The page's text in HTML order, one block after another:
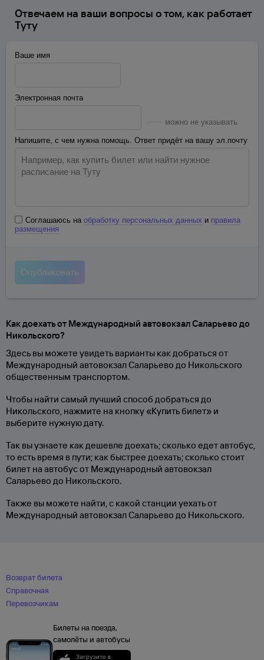
Отвечаем на ваши вопросы о том, как работает
Туту
Ваше имя
Электронная почта
можно не указывать
Напишите, с чем нужна помощь. Ответ придёт на вашу эл.почту
Соглашаюсь на обработку персональных данных и правила
размещения
Как доехать от Международный автовокзал Саларьево до
Никольского?
Здесь вы можете увидеть варианты как добраться от
Международный автовокзал Саларьево до Никольского
общественным транспортом.
Чтобы найти самый лучший способ добраться до
Никольского, нажмите на кнопку «Купить билет» и
выберите нужную дату.
Так вы узнаете как дешевле доехать; сколько едет автобус,
то есть время в пути; как быстрее доехать; сколько стоит
билет на автобус от Международный автовокзал
Саларьево до Никольского.
Также вы можете найти, с какой станции уехать от
Международный автовокзал Саларьево до Никольского.
Возврат билета
Справочная
Перевозчикам
Билеты на поезда,
самолёты и автобусы